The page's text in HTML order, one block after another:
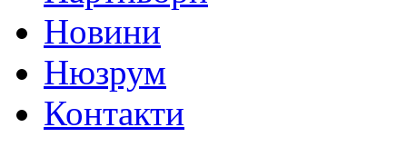
Новини
Нюзрум
Контакти